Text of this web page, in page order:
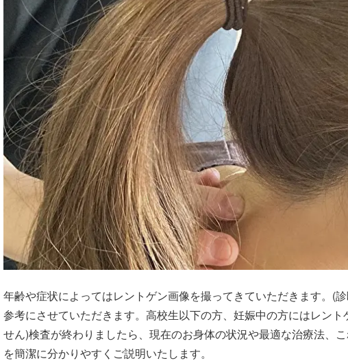
年齢や症状によってはレントゲン画像を撮ってきていただきます。(
参考にさせていただきます。高校生以下の方、妊娠中の方にはレント
せん)検査が終わりましたら、現在のお身体の状況や最適な治療法、
を簡潔に分かりやすくご説明いたします。